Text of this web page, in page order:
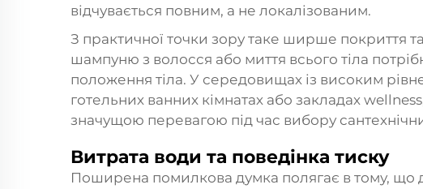
відчувається повним, а не локалізованим.
З практичної точки зору таке ширше покриття
шампуню з волосся або миття всього тіла
положення тіла. У середовищах із високим
готельних ванних кімнатах або закладах
значущою перевагою під час вибору
Витрата води та поведінка тиску
Поширена помилкова думка полягає в тому, що